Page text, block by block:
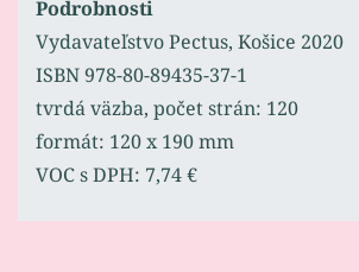
Podrobnosti
Vydavateľstvo Pectus, Košice 2020
ISBN 978-80-89435-37-1
tvrdá väzba, počet strán: 120
formát: 120 x 190 mm
VOC s DPH: 7,74 €